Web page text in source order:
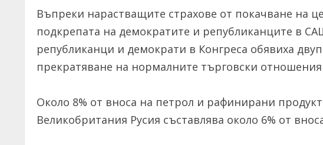
Въпреки нарастващите страхове от покачване на
подкрепата на демократите и републиканците в
републиканци и демократи в Конгреса обявиха
прекратяване на нормалните търговски отношения
Около 8% от вноса на петрол и рафинирани
Великобритания Русия съставлява около 6% от